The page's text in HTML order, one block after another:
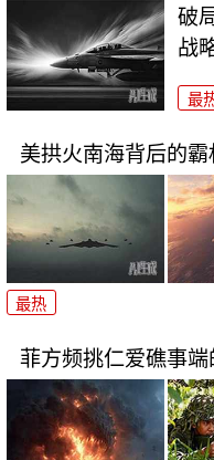
破
战
最
美拱火南海背后的霸
最热
菲方频挑仁爱礁事